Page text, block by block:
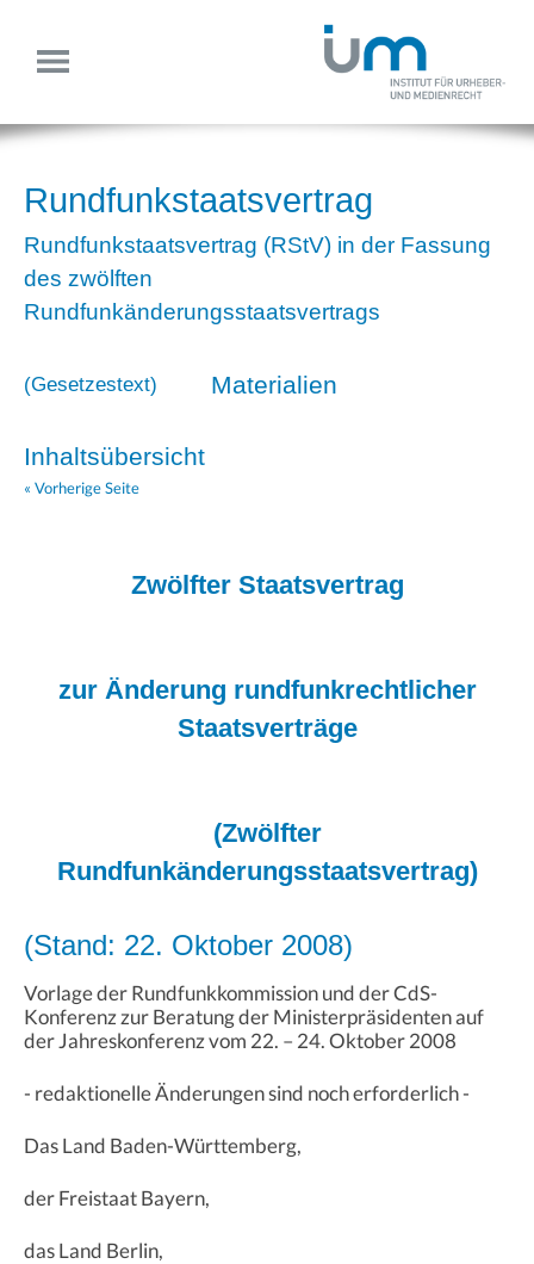
Rundfunkstaatsvertrag
Rundfunkstaatsvertrag (RStV) in der Fassung
des zwölften
Rundfunkänderungsstaatsvertrags
Materialien
(Gesetzestext)
Inhaltsübersicht
« Vorherige Seite
Zwölfter Staatsvertrag
zur Änderung rundfunkrechtlicher
Staatsverträge
(Zwölfter
Rundfunkänderungsstaatsvertrag)
(Stand: 22. Oktober 2008)
Vorlage der Rundfunkkommission und der CdS-
Konferenz zur Beratung der Ministerpräsidenten auf
der Jahreskonferenz vom 22. – 24. Oktober 2008
- redaktionelle Änderungen sind noch erforderlich -
Das Land Baden-Württemberg,
der Freistaat Bayern,
das Land Berlin,